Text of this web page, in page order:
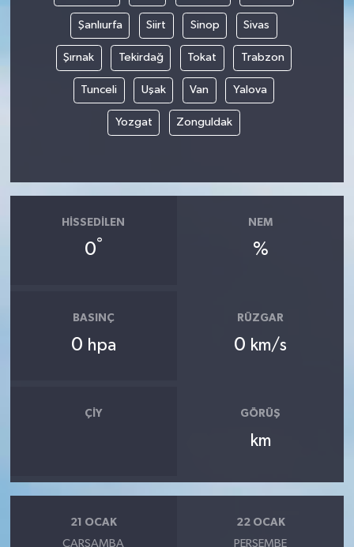
Şanlıurfa Siirt Sinop Sivas
Şırnak Tekirdağ Tokat Trabzon
Tunceli Uşak Van Yalova
Yozgat Zonguldak
HISSEDILEN
0°
NEM
%
BASINÇ
0 hpa
RÜZGAR
0 km/s
ÇIY GÖRÜŞ
km
21 OCAK
ÇARŞAMBA
22 OCAK
PERŞEMBE